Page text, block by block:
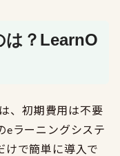
は？LearnO
、初期費用は不要
eラーニングシステ
けで簡単に導入で